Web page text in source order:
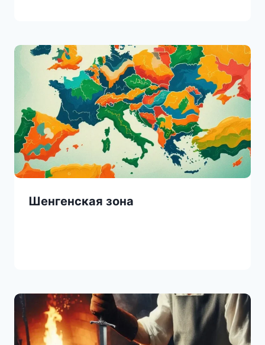
Шенгенская зона